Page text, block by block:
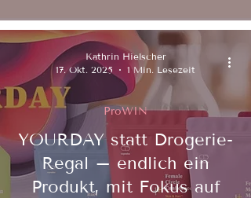
YOURDAY statt Drogerie-
Regal – endlich ein
Produkt, mit Fokus auf
ProWIN
Kathrin Hielscher
17. Okt. 2025
1 Min. Lesezeit